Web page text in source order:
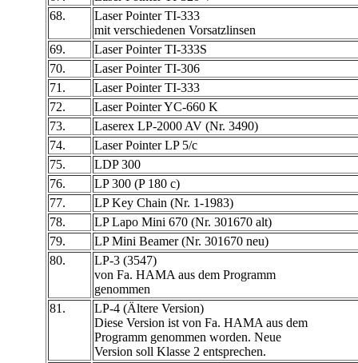
68.
Laser Pointer TI-333
mit verschiedenen Vorsatzlinsen
69.
Laser Pointer TI-333S
70.
Laser Pointer TI-306
71.
Laser Pointer TI-333
72.
Laser Pointer YC-660 K
73.
Laserex LP-2000 AV (Nr. 3490)
74.
Laser Pointer LP 5/c
75.
LDP 300
76.
LP 300 (P 180 c)
77.
LP Key Chain (Nr. 1-1983)
78.
LP Lapo Mini 670 (Nr. 301670 alt)
79.
LP Mini Beamer (Nr. 301670 neu)
80.
LP-3 (3547)
von Fa. HAMA aus dem Programm
genommen
81.
LP-4 (Ältere Version)
Diese Version ist von Fa. HAMA aus dem
Programm genommen worden. Neue
Version soll Klasse 2 entsprechen.